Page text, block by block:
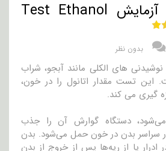
هدف از انجام آزمایش Test Ethanol
بدون نظر
های الکلی مانند آبجو، شراب
این تست مقدار اتانول را در خون،
گیری می کند.
دستگاه گوارش آن را جذب
سراسر بدن در خون حمل می‌شود. بدن
ادرار یا از ریه‌ها پس از خروج از بدن